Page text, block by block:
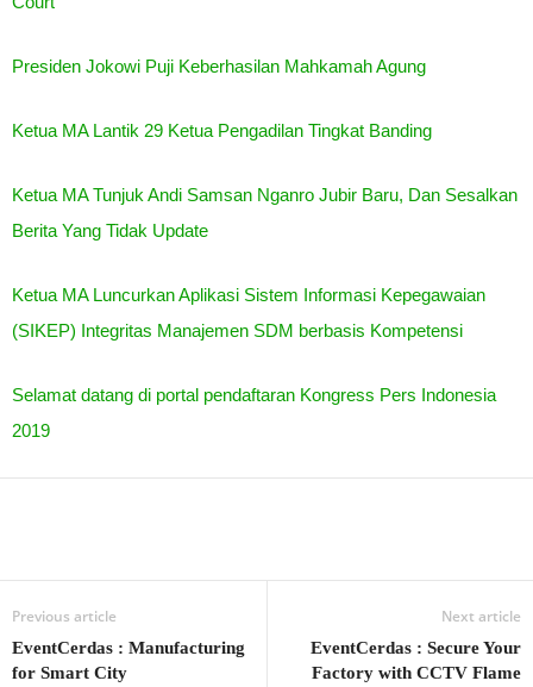
Presiden Jokowi Puji Keberhasilan Mahkamah Agung
Ketua MA Lantik 29 Ketua Pengadilan Tingkat Banding
Ketua MA Tunjuk Andi Samsan Nganro Jubir Baru, Dan Sesalkan
Berita Yang Tidak Update
Ketua MA Luncurkan Aplikasi Sistem Informasi Kepegawaian
(SIKEP) Integritas Manajemen SDM berbasis Kompetensi
Selamat datang di portal pendaftaran Kongress Pers Indonesia
2019
Previous article
EventCerdas : Manufacturing
for Smart City
Next article
EventCerdas : Secure Your
Factory with CCTV Flame